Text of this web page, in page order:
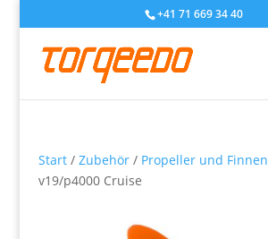
+41 71 669 34 40
Start/ Zubehör/ Propeller und Finnen
v19/p4000 Cruise